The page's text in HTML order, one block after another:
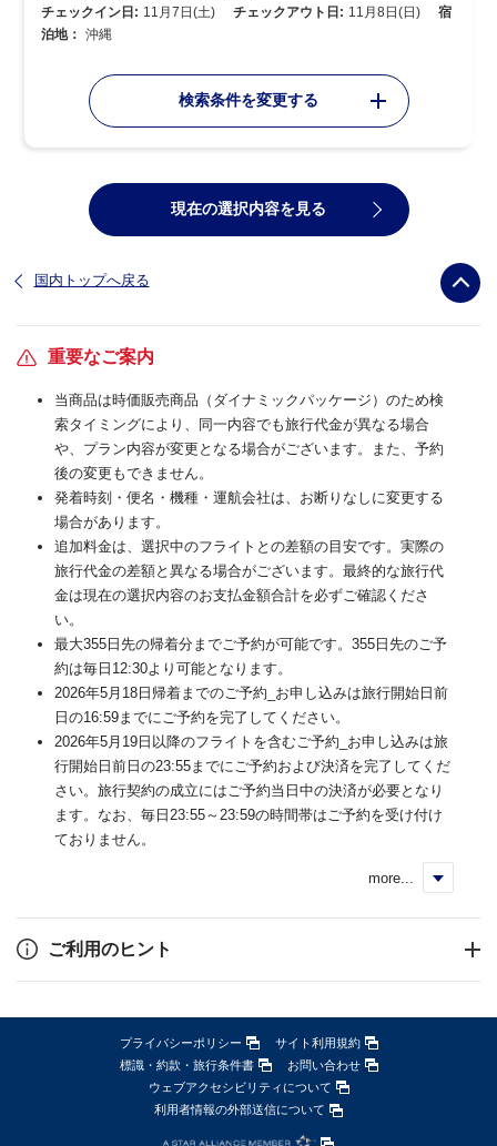
チェックイン日: 11月7日(土) チェックアウト日: 11月8日(日)
宿
泊地： 沖縄
検索条件を変更する
現在の選択内容を見る
国内トップへ戻る
重要なご案内
当商品は時価販売商品（ダイナミックパッケージ）のため検
索タイミングにより、同一内容でも旅行代金が異なる場合
や、プラン内容が変更となる場合がございます。また、予約
後の変更もできません。
発着時刻・便名・機種・運航会社は、お断りなしに変更する
場合があります。
追加料金は、選択中のフライトとの差額の目安です。実際の
旅行代金の差額と異なる場合がございます。最終的な旅行代
金は現在の選択内容のお支払金額合計を必ずご確認くださ
い。
最大355日先の帰着分までご予約が可能です。355日先のご予
約は毎日12:30より可能となります。
2026年5月18日帰着までのご予約_お申し込みは旅行開始日前
日の16:59までにご予約を完了してください。
2026年5月19日以降のフライトを含むご予約_お申し込みは旅
行開始日前日の23:55までにご予約および決済を完了してくだ
さい。旅行契約の成立にはご予約当日中の決済が必要となり
ます。なお、毎日23:55～23:59の時間帯はご予約を受け付け
ておりません。
more...
ご利用のヒント
プライバシーポリシー
サイト利用規約
標識・約款・旅行条件書
お問い合わせ
ウェブアクセシビリティについて
利用者情報の外部送信について